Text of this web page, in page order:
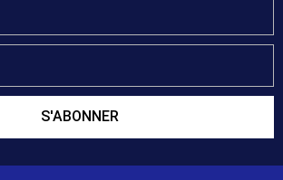
S'ABONNER